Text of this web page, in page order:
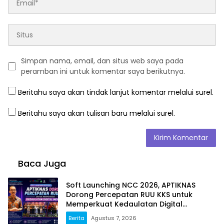
Simpan nama, email, dan situs web saya pada
peramban ini untuk komentar saya berikutnya.
Beritahu saya akan tindak lanjut komentar melalui surel.
Beritahu saya akan tulisan baru melalui surel.
Baca Juga
Soft Launching NCC 2026, APTIKNAS
Dorong Percepatan RUU KKS untuk
Memperkuat Kedaulatan Digital
Indonesia
Berita Agustus 7, 2026